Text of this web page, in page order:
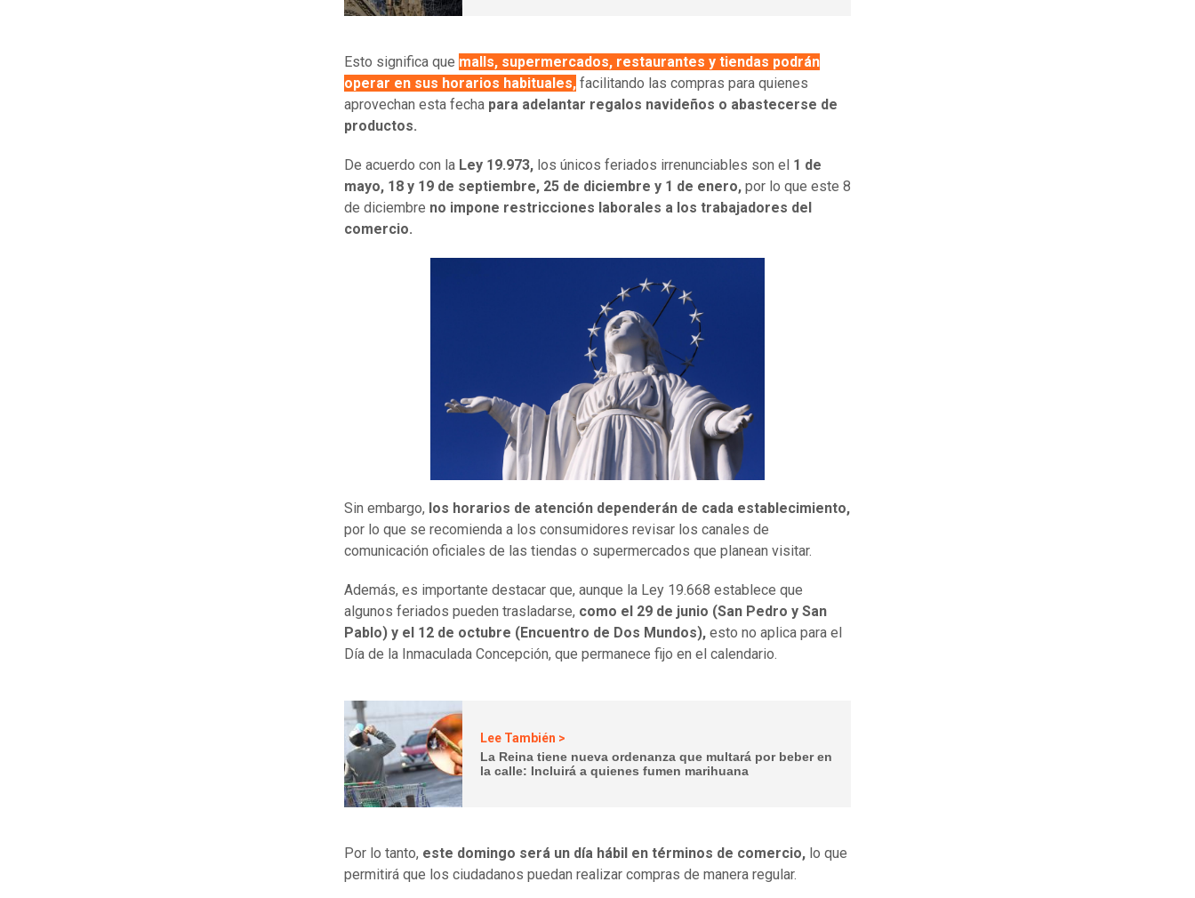
Esto significa que malls, supermercados, restaurantes y tiendas podrán
operar en sus horarios habituales, facilitando las compras para quienes
aprovechan esta fecha para adelantar regalos navideños o abastecerse de
productos.
De acuerdo con la Ley 19.973, los únicos feriados irrenunciables son el 1 de
mayo, 18 y 19 de septiembre, 25 de diciembre y 1 de enero, por lo que este 8
de diciembre no impone restricciones laborales a los trabajadores del
comercio.
Sin embargo, los horarios de atención dependerán de cada establecimiento,
por lo que se recomienda a los consumidores revisar los canales de
comunicación oficiales de las tiendas o supermercados que planean visitar.
Además, es importante destacar que, aunque la Ley 19.668 establece que
algunos feriados pueden trasladarse, como el 29 de junio (San Pedro y San
Pablo) y el 12 de octubre (Encuentro de Dos Mundos), esto no aplica para el
Día de la Inmaculada Concepción, que permanece fijo en el calendario.
Lee También >
La Reina tiene nueva ordenanza que multará por beber en
la calle: Incluirá a quienes fumen marihuana
Por lo tanto, este domingo será un día hábil en términos de comercio, lo que
permitirá que los ciudadanos puedan realizar compras de manera regular.